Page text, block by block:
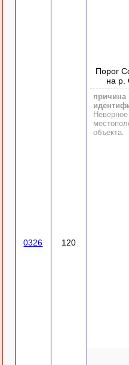
0326 120
Порог
на р.
причина
Неверное
объекта.